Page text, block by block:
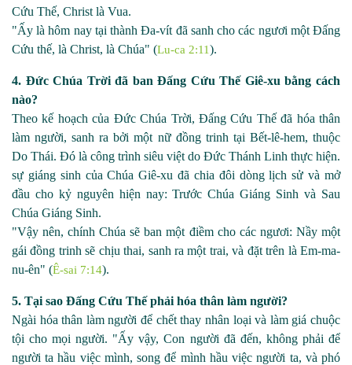
Cứu Thế, Christ là Vua.
"Ấy là hôm nay tại thành Đa-vít đã sanh cho các ngươi một Đấng
Cứu thế, là Christ, là Chúa" (Lu-ca 2:11).
4. Đức Chúa Trời đã ban Đấng Cứu Thế Giê-xu bằng cách
nào?
Theo kế hoạch của Đức Chúa Trời, Đấng Cứu Thế đã hóa thân
làm người, sanh ra bởi một nữ đồng trinh tại Bết-lê-hem, thuộc
Do Thái. Đó là công trình siêu việt do Đức Thánh Linh thực hiện.
sự giáng sinh của Chúa Giê-xu đã chia đôi dòng lịch sử và mở
đầu cho kỷ nguyên hiện nay: Trước Chúa Giáng Sinh và Sau
Chúa Giáng Sinh.
"Vậy nên, chính Chúa sẽ ban một điềm cho các ngươi: Nầy một
gái đồng trinh sẽ chịu thai, sanh ra một trai, và đặt trên là Em-ma-
nu-ên" (Ê-sai 7:14).
5. Tại sao Đấng Cứu Thế phải hóa thân làm người?
Ngài hóa thân làm người để chết thay nhân loại và làm giá chuộc
tội cho mọi người. "Ấy vậy, Con người đã đến, không phải để
người ta hầu việc mình, song để mình hầu việc người ta, và phó